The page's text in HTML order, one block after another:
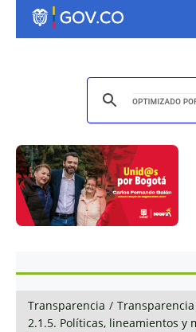
Transparencia / Transparencia
2.1.5. Políticas, lineamientos y